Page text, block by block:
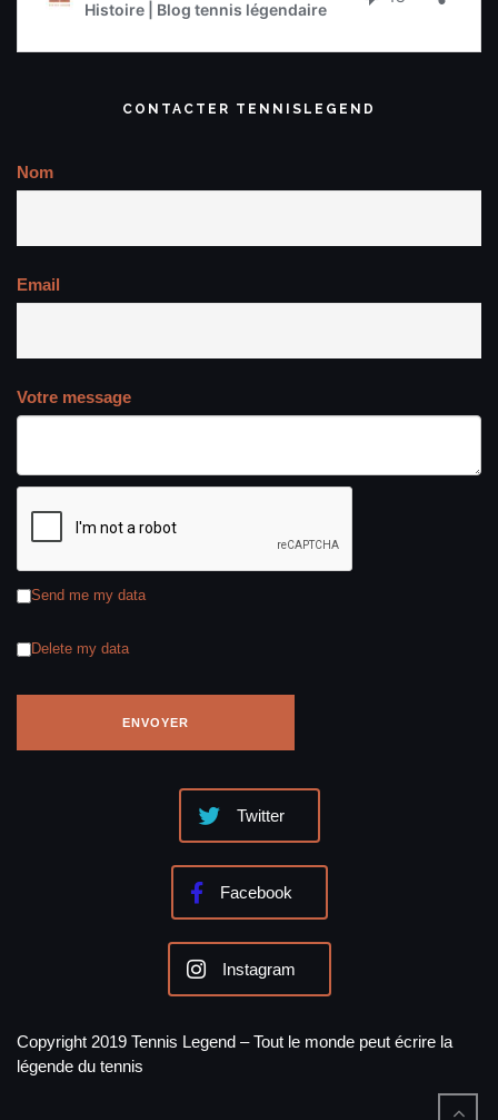
CONTACTER TENNISLEGEND
Nom
Email
Votre message
Send me my data
Delete my data
Twitter
Facebook
Instagram
Copyright 2019 Tennis Legend – Tout le monde peut écrire la
légende du tennis